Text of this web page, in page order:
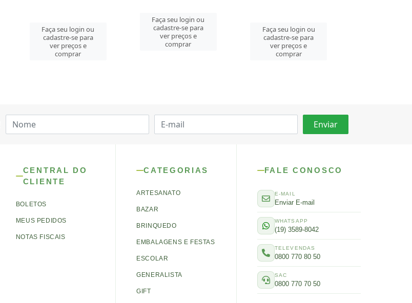
cadastre-se para
ver preços e
comprar
Faça seu login ou
cadastre-se para
ver preços e
cadastre-se para
ver preços e
comprar
CENTRAL DO
CLIENTE
BOLETOS
MEUS PEDIDOS
NOTAS FISCAIS
CATEGORIAS
ARTESANATO
BAZAR
BRINQUEDO
EMBALAGENS E FESTAS
ESCOLAR
GENERALISTA
GIFT
FALE CONOSCO
E-MAIL
Enviar E-mail
WHATSAPP
(19) 3589-8042
TELEVENDAS
0800 770 80 50
SAC
0800 770 70 50